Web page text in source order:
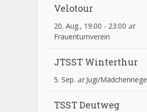
Velotour
20. Aug., 19:00 - 23:00 at
Frauenturnverein
JTSST Winterthur
5. Sep. atJugi/Mädchenriege
TSST Deutweg